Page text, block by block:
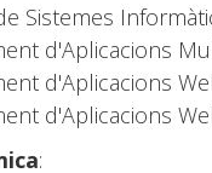
Sistemes
d'Aplicacions
d'Aplicacions
d'Aplicacions
: